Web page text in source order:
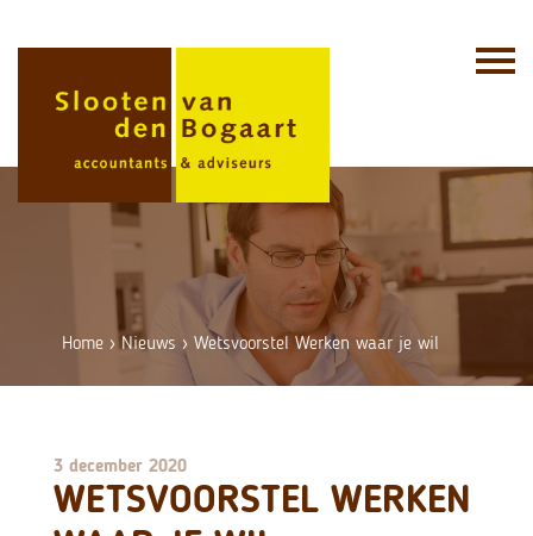
Home ›Nieuws ›Wetsvoorstel Werken waar je wil
3 december 2020
WETSVOORSTEL WERKEN